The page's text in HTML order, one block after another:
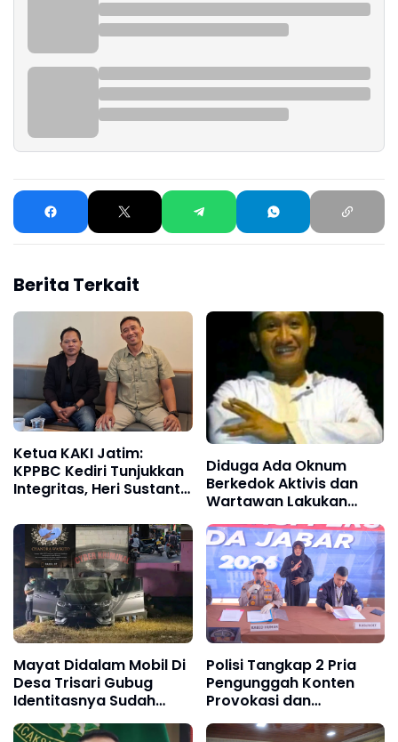
Berita Terkait
Ketua KAKI Jatim:
KPPBC Kediri Tunjukkan
Integritas, Heri Sustanto
Memimpin
Diduga Ada Oknum
Berkedok Aktivis dan
Wartawan Lakukan
Dugaan Pemerasan,
Ketua LSM Forum
Rakyat Bersatu Minta
Aparat Bertindak
Mayat Didalam Mobil Di
Desa Trisari Gubug
Identitasnya Sudah
terungkap, Sebagai
Korban Perampokan
Polisi Tangkap 2 Pria
Pengunggah Konten
Provokasi dan
Unggahan Palsu Soal
Pemerintah di Threads